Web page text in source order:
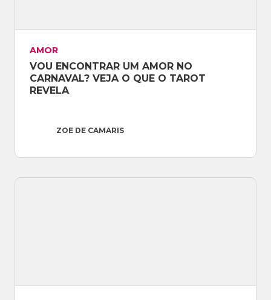
AMOR
VOU ENCONTRAR UM AMOR NO
CARNAVAL? VEJA O QUE O TAROT
REVELA
ZOE DE CAMARIS